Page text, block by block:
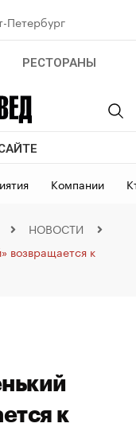
Петербург
РЕСТОРАНЫ
Компании
НОВОСТИ
возвращается к
к